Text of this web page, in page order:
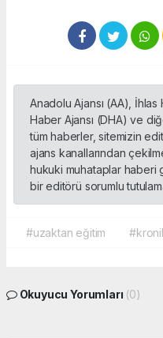
Anadolu Ajansı (AA),
Haber Ajansı (DHA) ve
tüm haberler, sitemizin
ajans kanallarından
hukuki muhataplar haberi
bir editörü sorumlu
#uzaktan eğitim
Okuyucu Yorumları (0)